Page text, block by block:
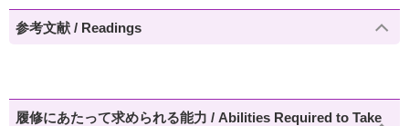
参考文献 / Readings
履修にあたって求められる能力 / Abilities Required to Take